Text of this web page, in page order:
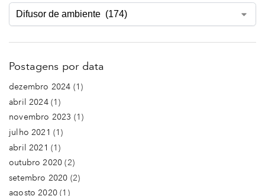
Postagens por data
dezembro 2024 (1)
abril 2024(1)
novembro 2023 (1)
julho 2021 (1)
abril 2021 (1)
outubro 2020 (2)
setembro 2020 (2)
agosto 2020(1)